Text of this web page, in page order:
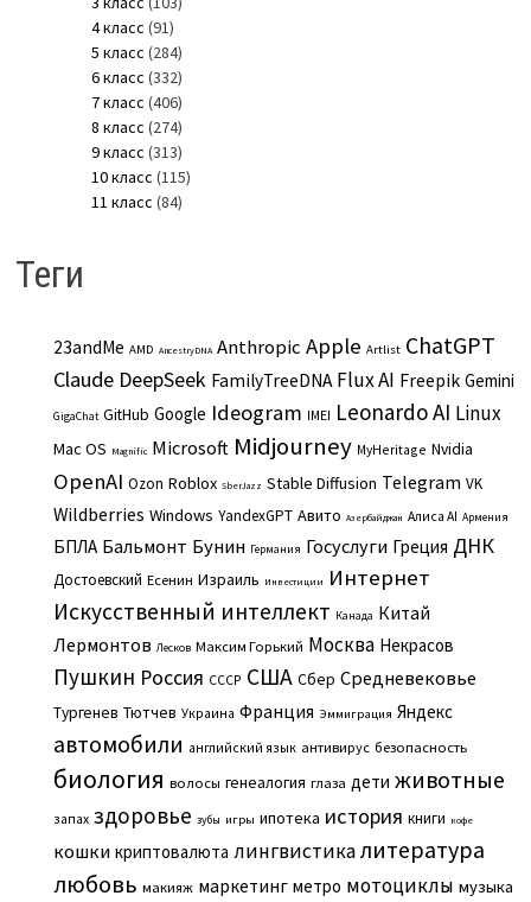
4 класс (91)
5 класс (284)
6 класс (332)
7 класс (406)
8 класс (274)
9 класс (313)
10 класс (115)
11 класс (84)
Теги
23andMe AMD AncestryDNA Anthropic Apple Artlist ChatGPT
Claude DeepSeek FamilyTreeDNA Flux AI Freepik Gemini
GigaChat GitHub Google Ideogram IMEI Leonardo AI Linux
Mac OS Magnific Microsoft Midjourney MyHeritage Nvidia
OpenAI Ozon Roblox SberJazz Stable Diffusion Telegram VK
Wildberries Windows YandexGPT Авито Азербайджан Алиса AI Армения
БПЛА Бальмонт Бунин Германия Госуслуги Греция ДНК
Достоевский Есенин Израиль Инвестиции Интернет
Искусственный интеллект Канада Китай
Лермонтов Лесков Максим Горький Москва Некрасов
Пушкин Россия СССР США Сбер Средневековье
Тургенев Тютчев Украина Франция Эммиграция Яндекс
автомобили английский язык антивирус безопасность
биология волосы генеалогия глаза дети животные
запах здоровье зубы игры ипотека история книги кофе
кошки криптовалюта лингвистикалитература
любовь макияж маркетинг метро мотоциклы музыка